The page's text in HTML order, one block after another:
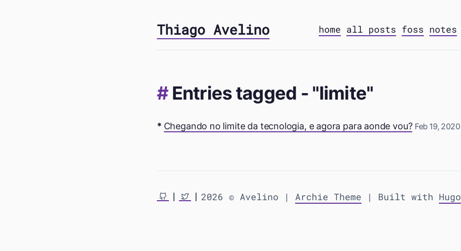
Thiago Avelino home all posts foss notes
Entries tagged - "limite"
Chegando no limite da tecnologia, e agora para aonde vou? Feb 19, 2020
2026 © Avelino | Archie Theme | Built with Hugo